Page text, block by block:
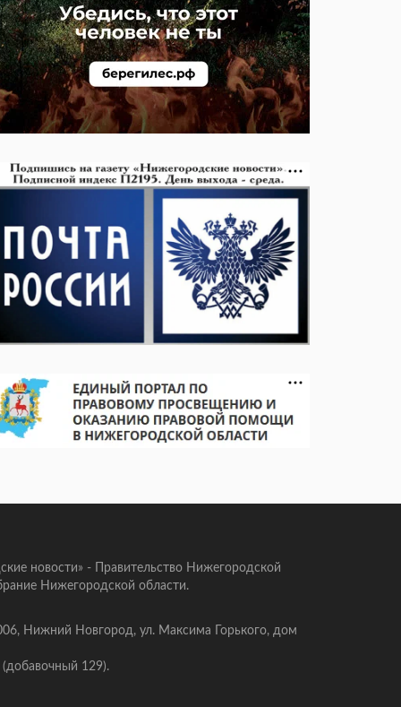
новости» - Правительство Нижегородской
Нижегородской области.
Нижний Новгород, ул. Максима Горького, дом
129).